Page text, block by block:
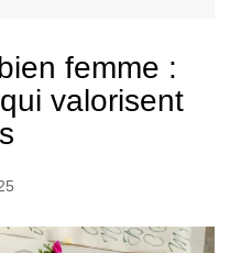
femme :
valorisent